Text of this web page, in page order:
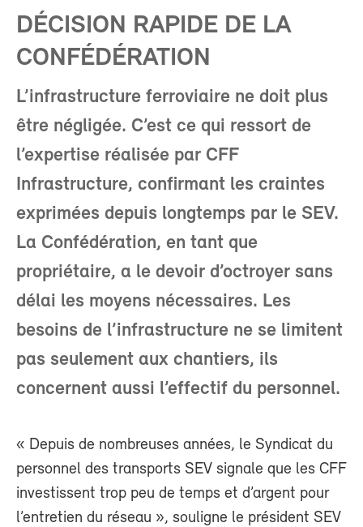
DÉCISION RAPIDE DE LA
CONFÉDÉRATION
L’infrastructure ferroviaire ne doit plus
être négligée. C’est ce qui ressort de
l’expertise réalisée par CFF
Infrastructure, confirmant les craintes
exprimées depuis longtemps par le SEV.
La Confédération, en tant que
propriétaire, a le devoir d’octroyer sans
délai les moyens nécessaires. Les
besoins de l’infrastructure ne se limitent
pas seulement aux chantiers, ils
concernent aussi l’effectif du personnel.
« Depuis de nombreuses années, le Syndicat du
personnel des transports SEV signale que les CFF
investissent trop peu de temps et d’argent pour
l’entretien du réseau », souligne le président SEV